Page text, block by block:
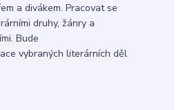
a divákem. Pracovat se
druhy, žánry a
Bude
vybraných literárních děl